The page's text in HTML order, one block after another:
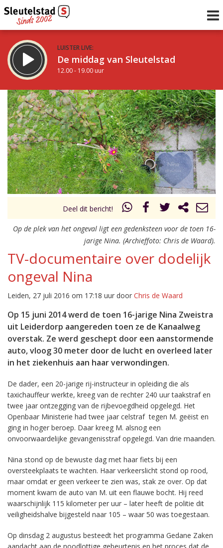
LUISTER LIVE:
De middag van Sleutelstad
12.00 - 19.00 uur
STRAKS:
De avond van Sleutelstad
19.00 - 22.00 uur
Vorig uur
uur 1 van 0 Volgend uur
Inklappen
Deel dit bericht!
Op de plek van het ongeval ligt een gedenksteen voor de toen 16-
jarige Nina. (Archieffoto: Chris de Waard).
TV-documentaire over dodelijk
ongeval Nina
Leiden, 27 juli 2016 om 17:18 uur door Chris de Waard
Op 15 juni 2014 werd de toen 16-jarige Nina Zweistra
uit Leiderdorp aangereden toen ze de Kanaalweg
overstak. Ze werd geschept door een aanstormende
auto, vloog 30 meter door de lucht en overleed later
in het ziekenhuis aan haar verwondingen.
De dader, een 20-jarige rij-instructeur in opleiding die als
taxichauffeur werkte, kreeg van de rechter 240 uur taakstraf en
twee jaar ontzegging van de rijbevoegdheid opgelegd. Het
Openbaar Ministerie had twee jaar celstraf tegen M. geëist en
ging in hoger beroep. Daar kreeg M. alsnog een
onvoorwaardelijke gevangenisstraf opgelegd. Van drie maanden.
Nina stond op de bewuste dag met haar fiets bij een
oversteekplaats te wachten. Haar verkeerslicht stond op rood,
maar omdat er geen verkeer te zien was, stak ze over. Op dat
moment kwam de auto van M. uit een flauwe bocht. Hij reed
waarschijnlijk 115 kilometer per uur – later heeft de politie dit
veiligheidshalve bijgesteld naar 105 – waar 50 was toegestaan.
Op dinsdag 2 augustus besteedt het programma Gedane Zaken